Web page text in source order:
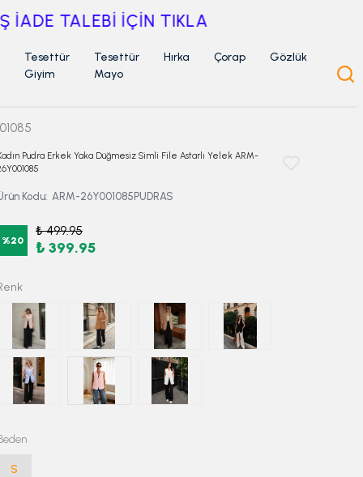
Tesettür
Giyim
Tesettür
Mayo
Hırka Çorap Gözlük
Pudra Erkek Yaka Düğmesiz Simli File Astarlı Yelek ARM-
Kodu: ARM-26Y001085PUDRAS
%20
₺ 499.95
₺ 399.95
S